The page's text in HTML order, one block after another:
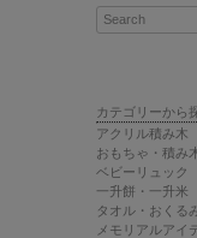
カテゴリーから
アクリル積み木
おもちゃ・積み
ベビーリュック
一升餅・一升米
タオル・おくる
メモリアルアイ